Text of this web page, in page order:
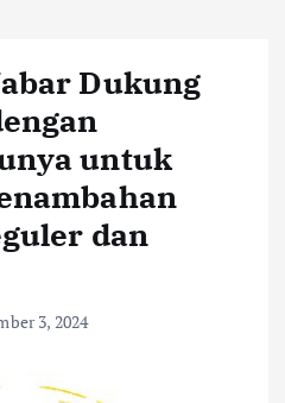
Dukung
untuk
dan
3, 2024